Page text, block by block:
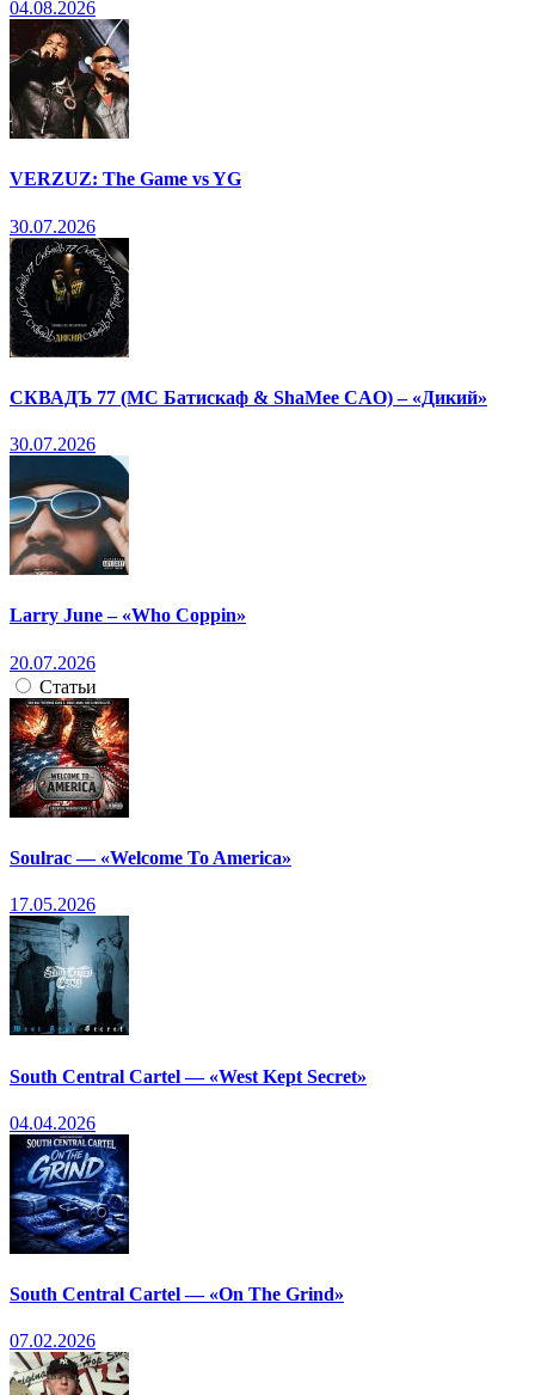
04.08.2026
VERZUZ: The Game vs YG
30.07.2026
СКВАДЪ 77 (МС Батискаф & ShaMee CAO) – «Дикий»
30.07.2026
Larry June – «Who Coppin»
20.07.2026
Статьи
Soulrac — «Welcome To America»
17.05.2026
South Central Cartel — «West Kept Secret»
04.04.2026
South Central Cartel — «On The Grind»
07.02.2026